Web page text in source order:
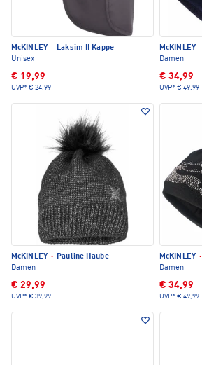
McKINLEY · Laksim II Kappe
Unisex
€ 19,99
UVP* € 24,99
McKINLEY ·
Damen
€ 34,99
UVP* € 49,99
McKINLEY · Pauline Haube
Damen
€ 29,99
UVP* € 39,99
McKINLEY ·
Damen
€ 34,99
UVP* € 49,99